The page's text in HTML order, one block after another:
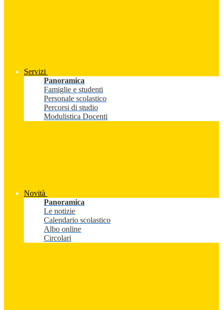
Servizi
Panoramica
Famiglie e studenti
Personale scolastico
Percorsi di studio
Modulistica Docenti
Novità
Panoramica
Le notizie
Calendario scolastico
Albo online
Circolari